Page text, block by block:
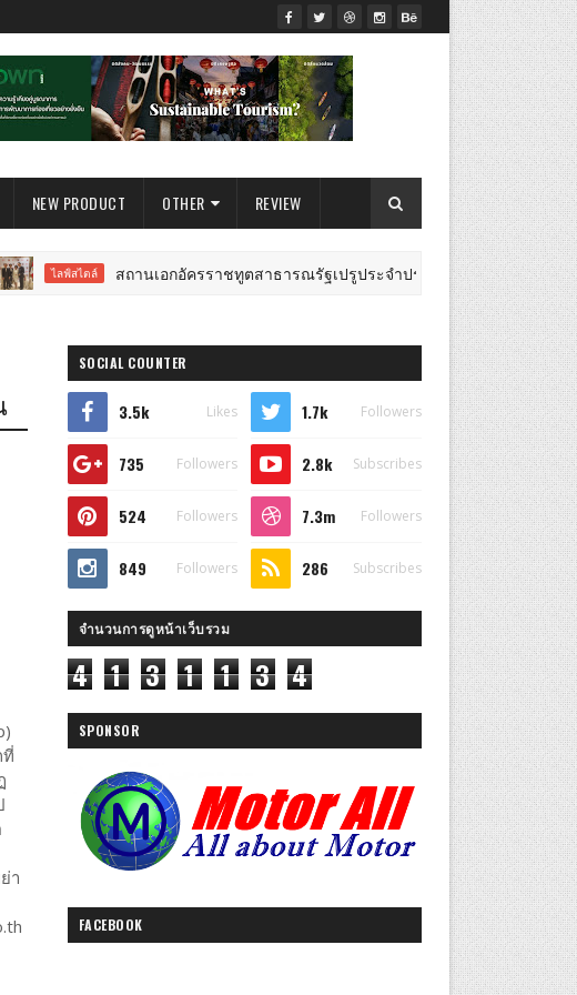
NEW PRODUCT OTHER REVIEW
ฟ์สไตล์ สถานเอกอัครราชทูตสาธารณรัฐเปรูประจำประเทศไทย จัดงานฉลองครบรอบ
ที่
า
SOCIAL COUNTER
3.5k Likes 1.7k Followers
735 Followers 2.8k Subscribes
524 Followers 7.3m Followers
849 Followers 286 Subscribes
จำนวนการดูหน้าเว็บรวม
4 1 3 1 1 3 4
SPONSOR
FACEBOOK